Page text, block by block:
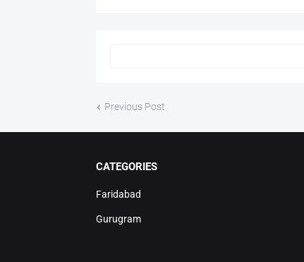
Previous Post
CATEGORIES
Faridabad
Gurugram